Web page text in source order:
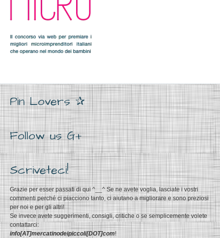
Pin Lovers ✰
Follow us G+
Scriveteci!
Grazie per esser passati di qui ^__^ Se ne avete voglia, lasciate i vostri
commenti perché ci piacciono tanto, ci aiutano a migliorare e sono preziosi
per noi e per gli altri!
Se invece avete suggerimenti, consigli, critiche o se semplicemente volete
contattarci:
info[AT]mercatinodeipiccoli[DOT]com!